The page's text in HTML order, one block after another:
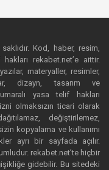
Kod, haber, resim,
rekabet.net’e aittir.
materyaller, resimler,
dizayn, tasarım ve
yasa telif hakları
olmaksızın ticari olarak
değiştirilemez,
kopyalama ve kullanımı
ayrı bir sayfada açılır.
rekabet.net’te hiçbir
gidebilir. Bu sitedeki